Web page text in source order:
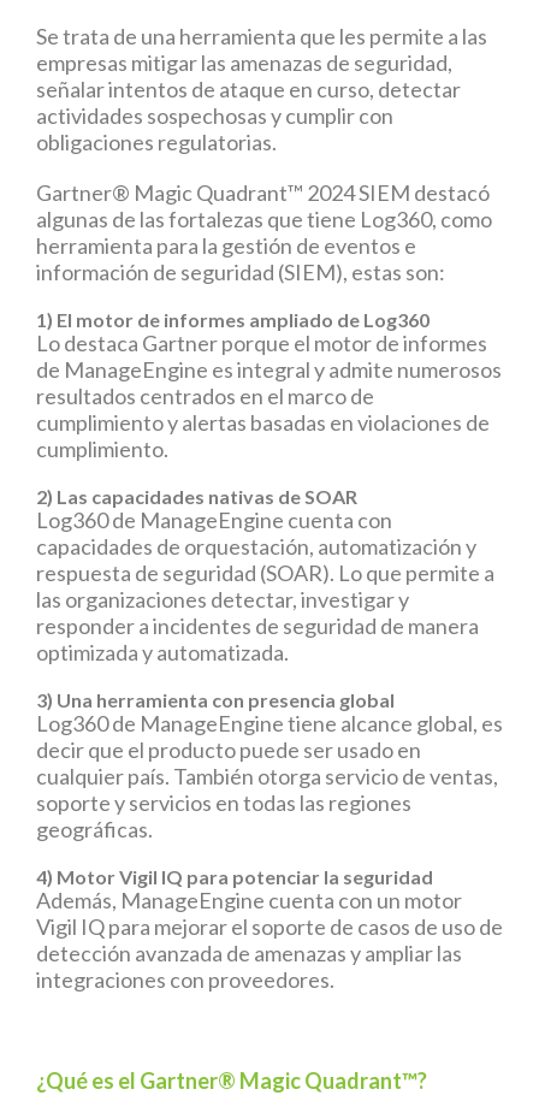
Se trata de una herramienta que les permite a las
empresas mitigar las amenazas de seguridad,
señalar intentos de ataque en curso, detectar
actividades sospechosas y cumplir con
obligaciones regulatorias.
Gartner® Magic Quadrant™ 2024 SIEM destacó
algunas de las fortalezas que tiene Log360, como
herramienta para la gestión de eventos e
información de seguridad (SIEM), estas son:
1) El motor de informes ampliado de Log360
Lo destaca Gartner porque el motor de informes
de ManageEngine es integral y admite numerosos
resultados centrados en el marco de
cumplimiento y alertas basadas en violaciones de
cumplimiento.
2) Las capacidades nativas de SOAR
Log360 de ManageEngine cuenta con
capacidades de orquestación, automatización y
respuesta de seguridad (SOAR). Lo que permite a
las organizaciones detectar, investigar y
responder a incidentes de seguridad de manera
optimizada y automatizada.
3) Una herramienta con presencia global
Log360 de ManageEngine tiene alcance global, es
decir que el producto puede ser usado en
cualquier país. También otorga servicio de ventas,
soporte y servicios en todas las regiones
geográficas.
4) Motor Vigil IQ para potenciar la seguridad
Además, ManageEngine cuenta con un motor
Vigil IQ para mejorar el soporte de casos de uso de
detección avanzada de amenazas y ampliar las
integraciones con proveedores.
¿Qué es el Gartner® Magic Quadrant™?